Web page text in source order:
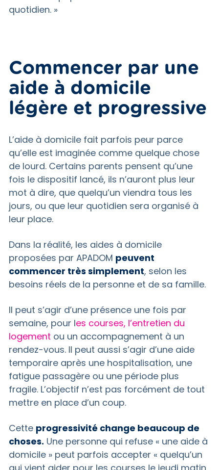
quotidien. »
Commencer par une
aide à domicile
légère et progressive
L’aide à domicile fait parfois peur parce
qu’elle est imaginée comme quelque chose
de lourd. Certains parents pensent qu’une
fois le dispositif lancé, ils n’auront plus leur
mot à dire, que quelqu’un viendra tous les
jours, ou que leur quotidien sera organisé à
leur place.
Dans la réalité, les aides à domicile
proposées par APADOM peuvent
commencer très simplement, selon les
besoins réels de la personne et de sa famille.
Il peut s’agir d’une présence une fois par
semaine, pour les courses, l’entretien du
logement ou un accompagnement à un
rendez-vous. Il peut aussi s’agir d’une aide
temporaire après une hospitalisation, une
fatigue passagère ou une période plus
fragile. L’objectif n’est pas forcément de tout
mettre en place d’un coup.
Cette progressivité change beaucoup de
choses. Une personne qui refuse « une aide à
domicile » peut parfois accepter « quelqu’un